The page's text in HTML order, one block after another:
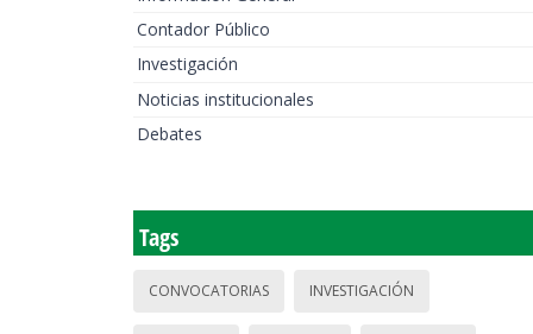
Contador Público
Investigación
Noticias institucionales
Debates
Tags
CONVOCATORIAS INVESTIGACIÓN